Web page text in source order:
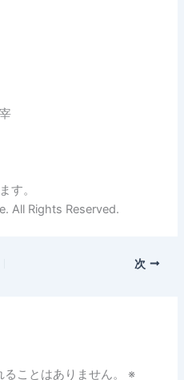
す。
All Rights Reserved.
次
ことはありません。
※